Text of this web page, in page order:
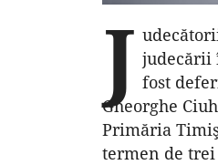
J judecării
fost
Gheorghe
Primăria
termen de trei